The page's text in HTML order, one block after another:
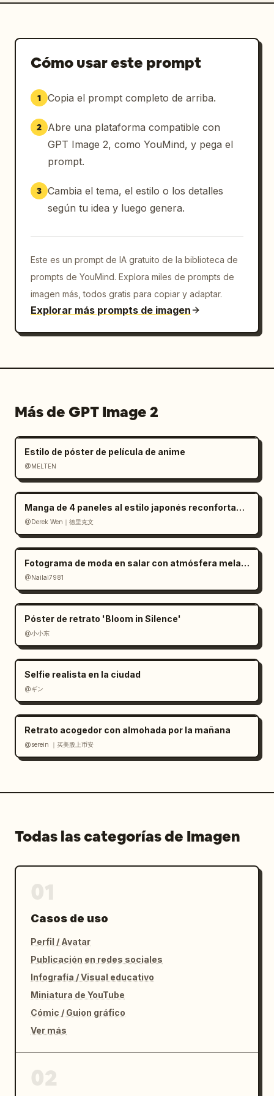
nombre grande en cursiva dorado “
Danviane Aetherlux
”. Debajo, añadir una
pequeña placa verde con borde dorado que diga
hiperrealista y estampa coleccionable,
reflejos brillantes nítidos, borde dorado
metálico en relieve, paleta saturada de
cinematográfica, alto contraste, acabado
comercial pulido.
Aetherlux”, “FAN-01”, “BRASIL” y “10”. Usar
exactamente 2 insignias superiores y 1
trofeo. No añadir logotipos adicionales,
marcas de agua, códigos QR ni texto
Cómo usar este prompt
1 Copia el prompt completo de arriba.
2
Abre una plataforma compatible con
GPT Image 2, como YouMind, y pega el
prompt.
3 Cambia el tema, el estilo o los detalles
según tu idea y luego genera.
Este es un prompt de IA gratuito de la biblioteca de
prompts de YouMind. Explora miles de prompts de
imagen más, todos gratis para copiar y adaptar.
Explorar más prompts de imagen
Más de GPT Image 2
Estilo de póster de película de anime
@MELTEN
Manga de 4 paneles al estilo japonés reconfortante
@Derek Wen｜德里克文
Fotograma de moda en salar con atmósfera melancólica
@Nailai7981
Póster de retrato 'Bloom in Silence'
@小小东
Selfie realista en la ciudad
@ギン
Retrato acogedor con almohada por la mañana
@serein ｜买美股上币安
Todas las categorías de Imagen
Casos de uso
Perfil / Avatar
Publicación en redes sociales
Infografía / Visual educativo
Miniatura de YouTube
Cómic / Guion gráfico
Ver más